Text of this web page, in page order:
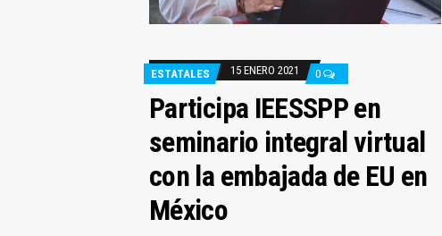
ESTATALES 15 ENERO 2021 0
Participa IEESSPP en
seminario integral virtual
con la embajada de EU en
México